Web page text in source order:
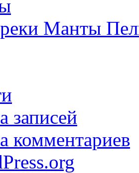
Манты
записей
комментариев